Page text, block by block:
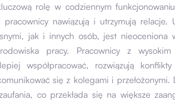
rolę w codziennym
nawiązują i utrzymują relacje.
jak i innych osób, jest nieoceniona
pracy. Pracownicy z wysokim
współpracować, rozwiązują
się z kolegami i przełożonymi.
co przekłada się na większe